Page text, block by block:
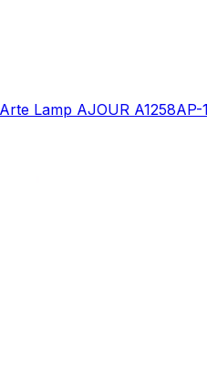
Lamp AJOUR A1258AP-